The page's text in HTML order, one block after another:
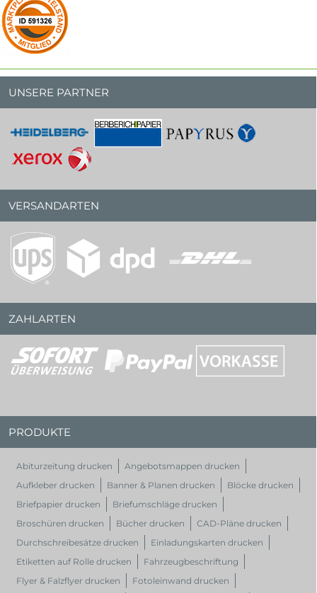
UNSERE PARTNER
VERSANDARTEN
ZAHLARTEN
PRODUKTE
Abiturzeitung drucken
Angebotsmappen drucken
Aufkleber drucken
Banner & Planen drucken
Blöcke drucken
Briefpapier drucken
Briefumschläge drucken
Broschüren drucken
Bücher drucken
CAD-Pläne drucken
Durchschreibesätze drucken
Einladungskarten drucken
Etiketten auf Rolle drucken
Fahrzeugbeschriftung
Flyer & Falzflyer drucken
Fotoleinwand drucken